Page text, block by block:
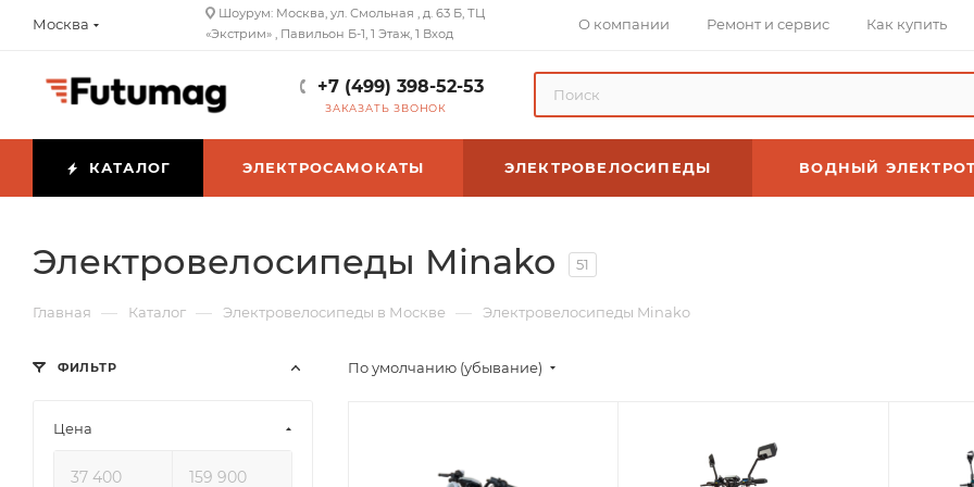
Москва
Шоурум: Москва, ул. Смольная , д. 63 Б, ТЦ
«Экстрим» , Павильон Б-1, 1 Этаж, 1 Вход
О компании Ремонт и сервис Как купить
+7 (499) 398-52-53
ЗАКАЗАТЬ ЗВОНОК
КАТАЛОГ ЭЛЕКТРОСАМОКАТЫ ЭЛЕКТРОВЕЛОСИПЕДЫ ВОДНЫЙ
Электровелосипеды Minako 51
Главная — Каталог — Электровелосипеды в Москве — Электровелосипеды Minako
По умолчанию (убывание)
ФИЛЬТР
Цена